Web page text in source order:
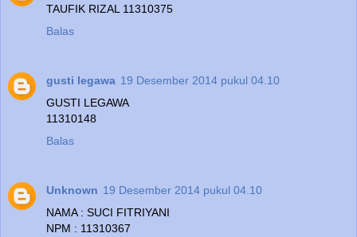
TAUFIK RIZAL 11310375
Balas
gusti legawa 19 Desember 2014 pukul 04.10
GUSTI LEGAWA
11310148
Balas
Unknown 19 Desember 2014 pukul 04.10
NAMA : SUCI FITRIYANI
NPM : 11310367